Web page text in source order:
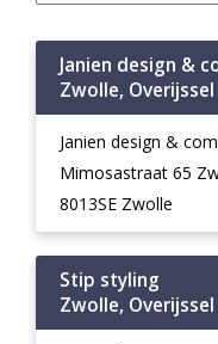
Janien design &
Zwolle, Overijssel
Janien design &
Mimosastraat 65
8013SE Zwolle
Stip styling
Zwolle, Overijssel